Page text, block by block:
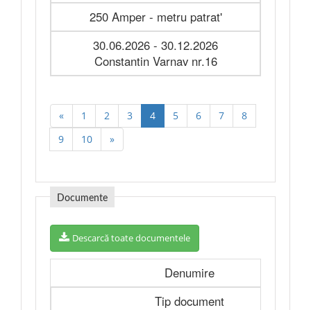
250 Amper - metru patrat'
30.06.2026 - 30.12.2026
Constantin Varnav nr.16
« 1 2 3 4 5 6 7
8
9
10 »
Documente
Descarcă toate documentele
Denumire
Tip document